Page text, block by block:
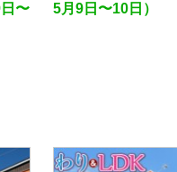
〜
5月9日〜10日）